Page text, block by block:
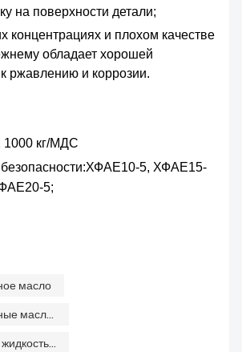
на поверхности детали;
концентрациях и плохом качестве
обладает хорошей
ржавлению и коррозии.
1000 кг/МДС
:ХФАЕ10-5, ХФАЕ15-
5;
масло
Эмульгированные масла для гидравлических опор
Эмульсионная жидкость на водной основе